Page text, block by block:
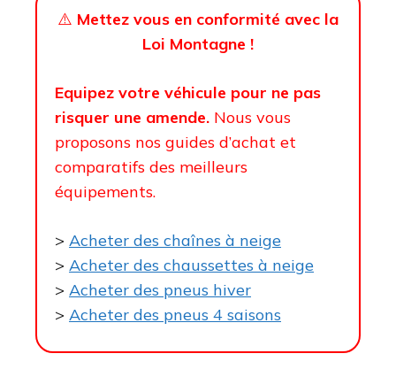
⚠️ Mettez vous en conformité avec la
Loi Montagne !
Equipez votre véhicule pour ne pas
risquer une amende. Nous vous
proposons nos guides d’achat et
comparatifs des meilleurs
équipements.
> Acheter des chaînes à neige
> Acheter des chaussettes à neige
> Acheter des pneus hiver
> Acheter des pneus 4 saisons